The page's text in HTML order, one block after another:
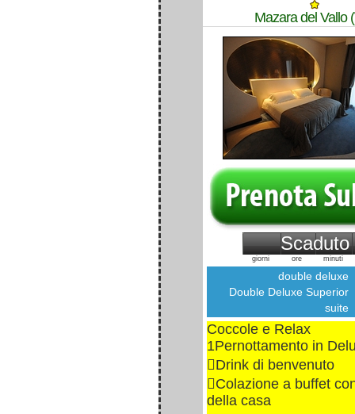
Mazara del Vallo
Scaduto
giorni ore minuti
double deluxe
Double Deluxe Superior
suite
Coccole e Relax
1Pernottamento in
Drink di benvenuto
Colazione a buffet
della casa